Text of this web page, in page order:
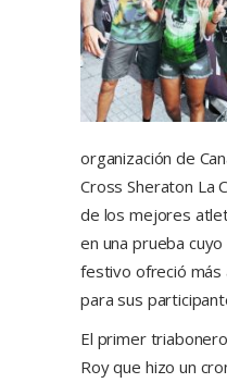
organización de
Cross Sheraton La
de los mejores
en una prueba
festivo ofreció más
para sus
El primer
Roy que hizo un